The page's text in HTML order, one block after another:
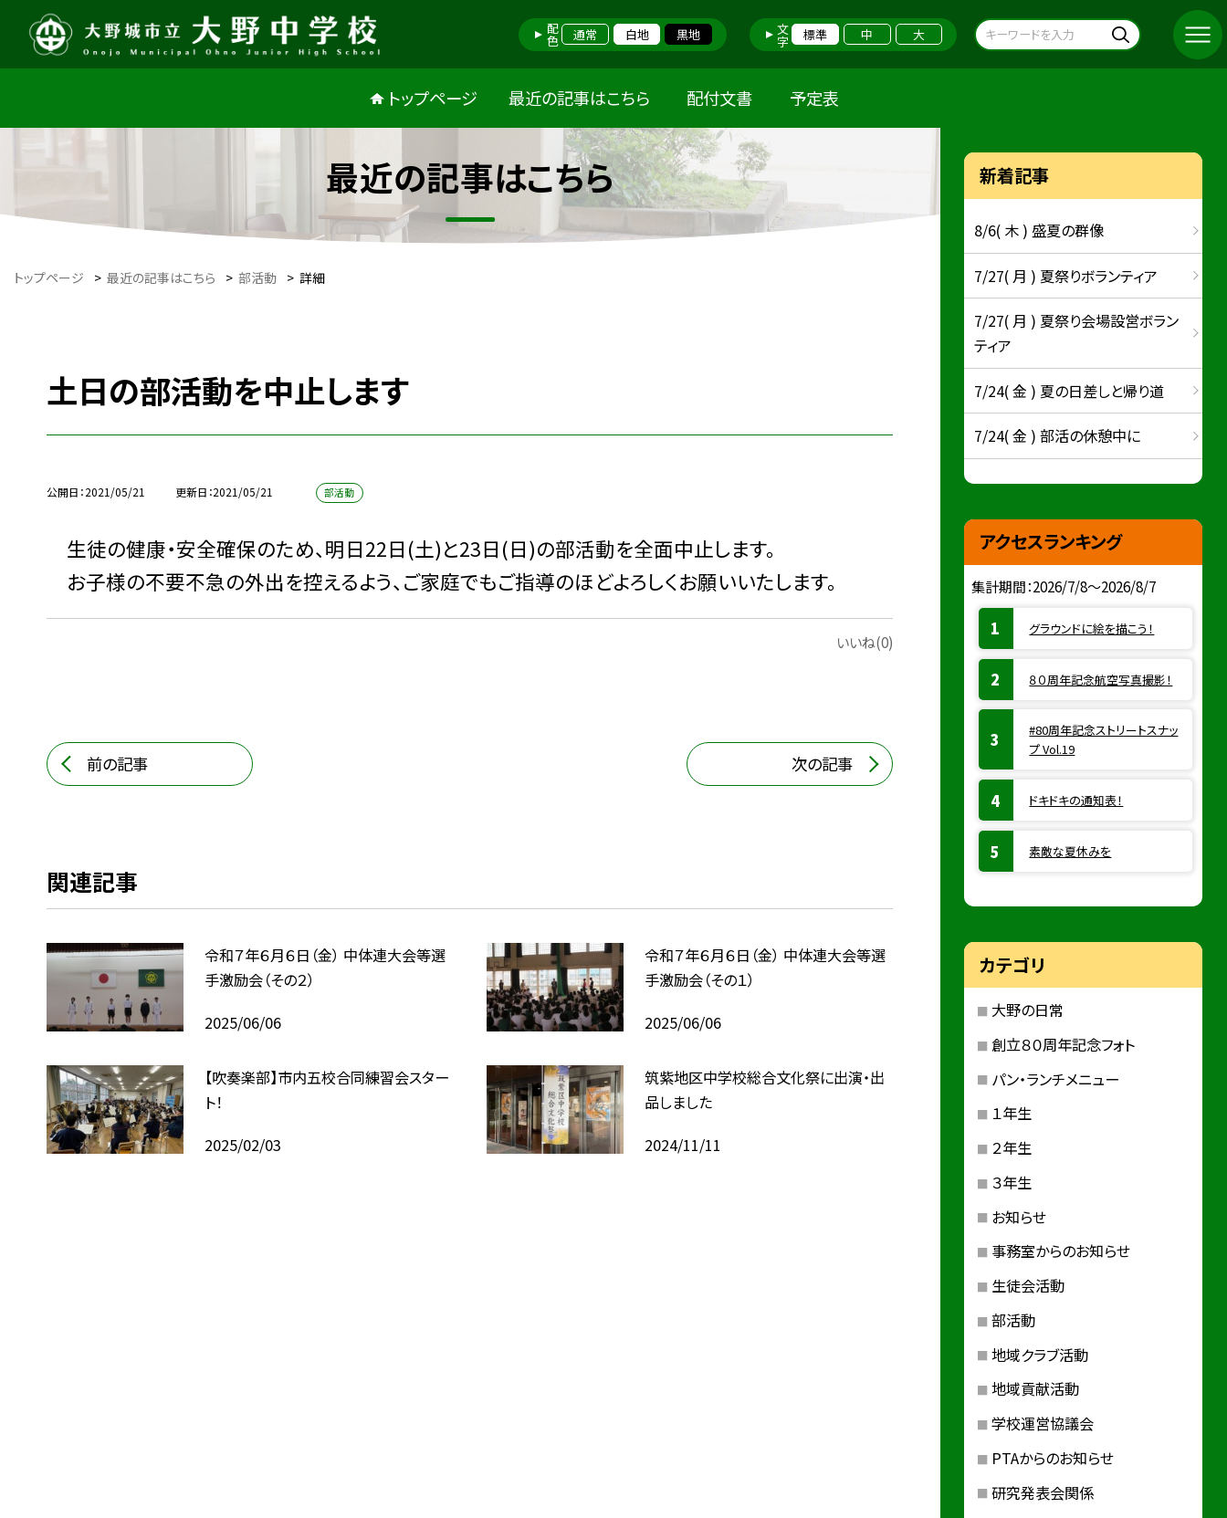
配色 通常 白地 黒地 文字 標準 中 大
トップページ 最近の記事はこちら 配付文書 予定表
最近の記事はこちら
トップページ > 最近の記事はこちら > 部活動 > 詳細
土日の部活動を中止します
公開日 2021/05/21 更新日 2021/05/21 部活動
生徒の健康・安全確保のため、明日22日(土)と23日(日)の部活動を全面中止します。
お子様の不要不急の外出を控えるよう、ご家庭でもご指導のほどよろしくお願いいたします。
いいね(0)
前の記事 次の記事
関連記事
令和７年６月６日（金） 中体連大会等選
手激励会（その２）
2025/06/06
令和７年６月６日（金） 中体連大会等選
手激励会（その１）
2025/06/06
【吹奏楽部】市内五校合同練習会スター
ト！
2025/02/03
筑紫地区中学校総合文化祭に出演・出
品しました
2024/11/11
新着記事
8/6( 木 ) 盛夏の群像
7/27( 月 ) 夏祭りボランティア
7/27( 月 ) 夏祭り会場設営ボラン
ティア
7/24( 金 ) 夏の日差しと帰り道
7/24( 金 ) 部活の休憩中に
アクセスランキング
集計期間：2026/7/8～2026/8/7
グラウンドに絵を描こう！
８０周年記念航空写真撮影！
#80周年記念ストリートスナッ
プ Vol.19
ドキドキの通知表！
素敵な夏休みを
カテゴリ
大野の日常
創立８０周年記念フォト
パン・ランチメニュー
１年生
２年生
３年生
お知らせ
事務室からのお知らせ
生徒会活動
部活動
地域クラブ活動
地域貢献活動
学校運営協議会
PTAからのお知らせ
研究発表会関係